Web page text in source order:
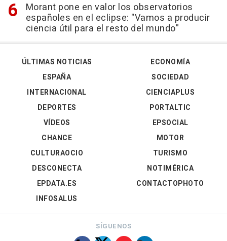
Morant pone en valor los observatorios
españoles en el eclipse: "Vamos a producir
ciencia útil para el resto del mundo"
ÚLTIMAS NOTICIAS
ESPAÑA
INTERNACIONAL
DEPORTES
VÍDEOS
ECONOMÍA
SOCIEDAD
CIENCIAPLUS
PORTALTIC
EPSOCIAL
CHANCE
CULTURAOCIO
DESCONECTA
EPDATA.ES
INFOSALUS
MOTOR
TURISMO
NOTIMÉRICA
CONTACTOPHOTO
SÍGUENOS